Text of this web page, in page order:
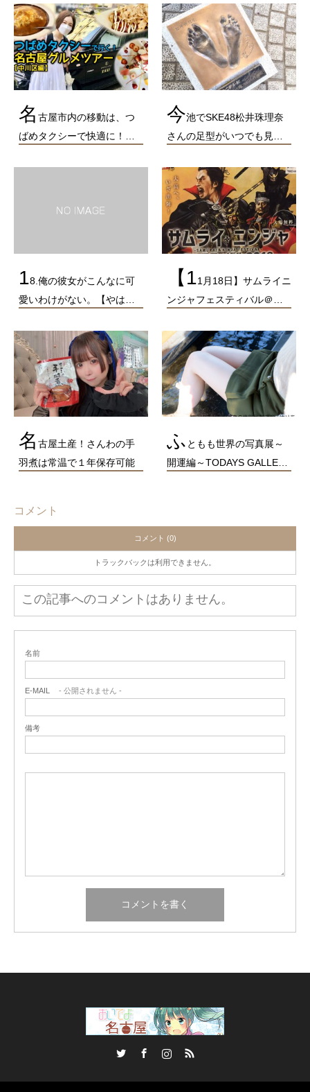
名 古屋市内の移動は、つ
ばめタクシーで快適に！…
今池でSKE48松井珠理奈
さんの足型がいつでも見…
18.俺の彼女がこんなに可
愛いわけがない。【やは…
【11月18日】サムライニ
ンジャフェスティバル＠…
名 古屋土産！さんわの手
羽煮は常温で１年保存可能
ふ ともも世界の写真展～
開運編～TODAYS GALLE…
コメント
コメント (0)
トラックバックは利用できません。
この記事へのコメントはありません。
名前
E-MAIL - 公開されません -
備考
RSS